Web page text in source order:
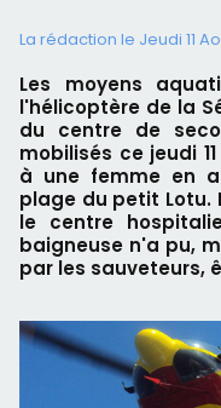
La rédaction le Jeudi 11
Les moyens
l'hélicoptère de la
du centre de
mobilisés ce jeudi
à une femme en
plage du petit Lotu.
le centre
baigneuse n'a pu,
par les sauveteurs,